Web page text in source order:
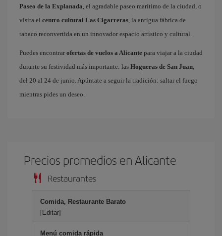
Paseo de la Explanada, el agradable paseo marítimo de la ciudad, o
visita el centro cultural Las Cigarreras, la antigua fábrica de
tabaco reconvertida en un innovador espacio artístico y cultural.
Puedes encontrar ofertas de vuelos a Alicante para viajar a la ciudad
durante su festividad más importante: las Hogueras de San Juan,
del 20 al 24 de junio. Apúntate a seguir la tradición: saltar el fuego
mientras pides un deseo.
Precios promedios en Alicante
Restaurantes
Comida, Restaurante Barato
[Editar]
Menú comida rápida